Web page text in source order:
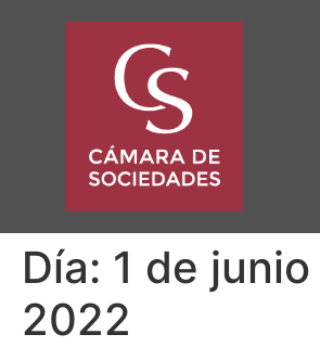
Día: 1 de
2022